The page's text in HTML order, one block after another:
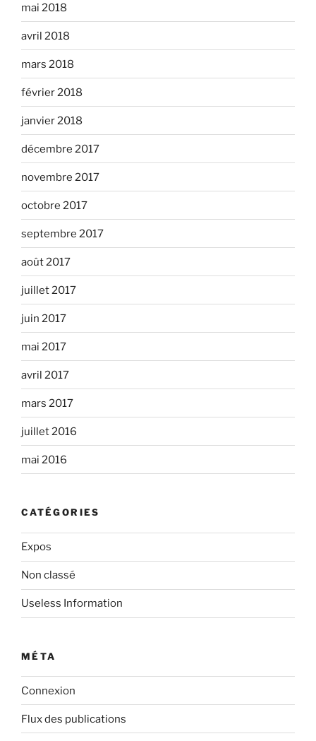
mai 2018
avril 2018
mars 2018
février 2018
janvier 2018
décembre 2017
novembre 2017
octobre 2017
septembre 2017
août 2017
juillet 2017
juin 2017
mai 2017
avril 2017
mars 2017
juillet 2016
mai 2016
CATÉGORIES
Expos
Non classé
Useless Information
MÉTA
Connexion
Flux des publications